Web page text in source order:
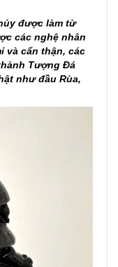
được làm từ
các nghệ nhân
và cẩn thận, các
Tượng Đá
như đầu Rùa,